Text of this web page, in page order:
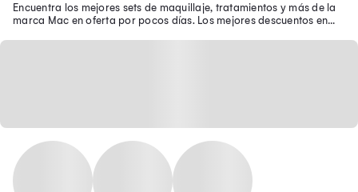
Encuentra los mejores sets de maquillaje, tratamientos y más de la
marca Mac en oferta por pocos días. Los mejores descuentos en